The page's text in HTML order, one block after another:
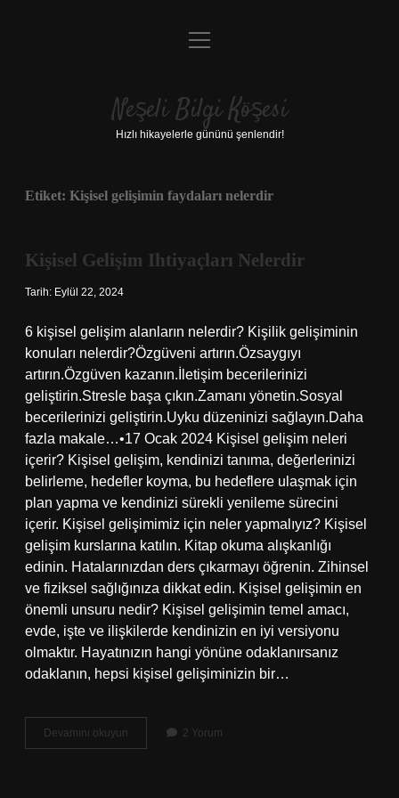
Anasayfa
Yasal Uyarı
menüyü
Neşeli Bilgi Köşesi
Hızlı hikayelerle gününü şenlendir!
Etiket: Kişisel gelişimin faydaları nelerdir
Kişisel Gelişim Ihtiyaçları Nelerdir
Tarih: Eylül 22, 2024
6 kişisel gelişim alanların nelerdir? Kişilik gelişiminin
konuları nelerdir?Özgüveni artırın.Özsaygıyı
artırın.Özgüven kazanın.İletişim becerilerinizi
geliştirin.Stresle başa çıkın.Zamanı yönetin.Sosyal
becerilerinizi geliştirin.Uyku düzeninizi sağlayın.Daha
fazla makale…•17 Ocak 2024 Kişisel gelişim neleri
içerir? Kişisel gelişim, kendinizi tanıma, değerlerinizi
belirleme, hedefler koyma, bu hedeflere ulaşmak için
plan yapma ve kendinizi sürekli yenileme sürecini
içerir. Kişisel gelişimimiz için neler yapmalıyız? Kişisel
gelişim kurslarına katılın. Kitap okuma alışkanlığı
edinin. Hatalarınızdan ders çıkarmayı öğrenin. Zihinsel
ve fiziksel sağlığınıza dikkat edin. Kişisel gelişimin en
önemli unsuru nedir? Kişisel gelişimin temel amacı,
evde, işte ve ilişkilerde kendinizin en iyi versiyonu
olmaktır. Hayatınızın hangi yönüne odaklanırsanız
odaklanın, hepsi kişisel gelişiminizin bir…
Devamını okuyun
Gelişim
2 Yorum